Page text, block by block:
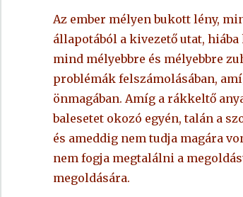
Az ember mélyen bukott lény,
állapotából a kivezető utat,
mind mélyebbre és mélyebbre
problémák felszámolásában,
önmagában. Amíg a rákkeltő
balesetet okozó egyén, talán a
és ameddig nem tudja magára
nem fogja megtalálni a
megoldására.